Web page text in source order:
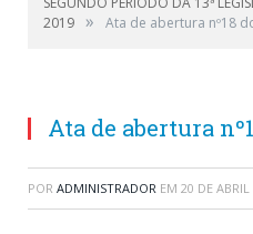
2019 » Ata de abertura nº18
Ata de abertura
POR ADMINISTRADOR EM 20 DE ABRIL